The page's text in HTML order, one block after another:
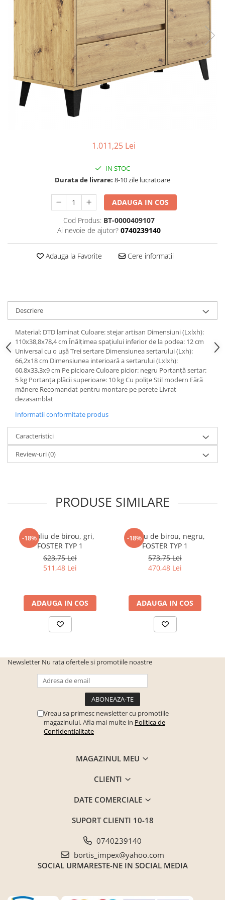
Set mobilier Living
Seturi masa +scaune dining
Tabureti
Seturi dormitoare complete
Suporturi saltea/Somiere/Gratii
pentru pat
1.011,25 Lei
IN STOC
Durata de livrare: 8-10 zile lucratoare
ADAUGA IN COS
Cod Produs: BT-0000409107
Ai nevoie de ajutor? 0740239140
Adauga la Favorite Cere informatii
Descriere
Material: DTD laminat Culoare: stejar artisan Dimensiuni (Lxlxh):
110x38,8x78,4 cm Înălţimea spaţiului inferior de la podea: 12 cm
Universal cu o uşă Trei sertare Dimensiunea sertarului (Lxh):
66,2x18 cm Dimensiunea interioară a sertarului (Lxlxh):
60,8x33,3x9 cm Pe picioare Culoare picior: negru Portanţă sertar:
5 kg Portanţa plăcii superioare: 10 kg Cu poliţe Stil modern Fără
mânere Recomandat pentru montare pe perete Livrat
dezasamblat
Informatii conformitate produs
Caracteristici
Review-uri(0)
PRODUSE SIMILARE
-18%
Fotoliu de birou, gri,
FOSTER TYP 1
623,75 Lei
511,48 Lei
ADAUGA IN COS
-18%
Fotoliu de birou, negru,
FOSTER TYP 1
573,75 Lei
470,48 Lei
ADAUGA IN COS
Newsletter Nu rata ofertele si promotiile noastre
Vreau sa primesc newsletter cu promotiile
magazinului. Afla mai multe in Politica de
Confidentialitate
MAGAZINUL MEU
CLIENTI
DATE COMERCIALE
SUPORT CLIENTI 10-18
0740239140
bortis_impex@yahoo.com
SOCIAL URMARESTE-NE IN SOCIAL MEDIA